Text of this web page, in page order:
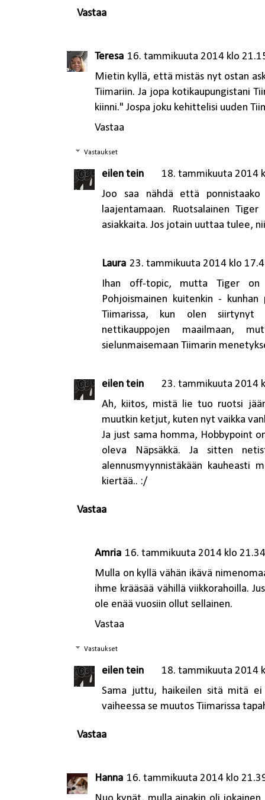
Vastaa
Teresa 16. tammikuuta 2014 klo
Mietin kyllä, että mistäs nyt ostan
Tiimariin. Ja jopa kotikaupungistani
kiinni." Jospa joku kehittelisi uuden
Vastaa
Vastaukset
eilen tein
18. tammikuuta 2014
Joo saa nähdä että
laajentamaan. Ruotsalainen
asiakkaita. Jos jotain uuttaa tulee,
Laura 23. tammikuuta 2014 klo
Ihan off-topic, mutta Tiger on
Pohjoismainen kuitenkin -
Tiimarissa, kun olen siirtynyt
nettikauppojen maailmaan,
sielunmaisemaan Tiimarin
eilen tein
23. tammikuuta 2014
Ah, kiitos, mistä lie tuo ruotsi
muutkin ketjut, kuten nyt vaikka
Ja just sama homma, Hobbypoint
oleva Näpsäkkä. Ja sitten
alennusmyynnistäkään
kiertää.. :/
Vastaa
Amria 16. tammikuuta 2014 klo 21.34
Mulla on kyllä vähän ikävä
ihme krääsää vähillä viikkorahoilla.
ole enää vuosiin ollut sellainen.
Vastaa
Vastaukset
eilen tein
18. tammikuuta 2014
Sama juttu, haikeilen sitä mitä
vaiheessa se muutos Tiimarissa
Vastaa
Hanna 16. tammikuuta 2014 klo